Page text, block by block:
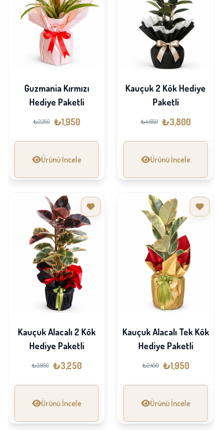
Guzmania Kırmızı
Hediye Paketli
₺2,250 ₺1,950
Ürünü İncele
Kauçuk 2 Kök Hediye
Paketli
₺4,650 ₺3,800
Ürünü İncele
Kauçuk Alacalı 2 Kök
Hediye Paketli
₺3,950 ₺3,250
Ürünü İncele
Kauçuk Alacalı Tek Kök
Hediye Paketli
₺2,450 ₺1,950
Ürünü İncele